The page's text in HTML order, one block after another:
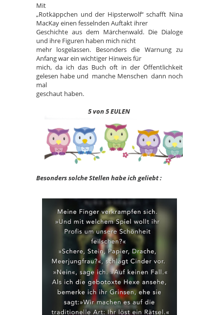
Mit
„Rotkäppchen und der Hipsterwolf“ schafft Nina
MacKay einen fesselnden Auftakt ihrer
Geschichte aus dem Märchenwald. Die Dialoge
und ihre Figuren haben mich nicht
mehr losgelassen. Besonders die Warnung zu
Anfang war ein wichtiger Hinweis für
mich, da ich das Buch oft in der Öffentlichkeit
gelesen habe und manche Menschen dann noch
mal
geschaut haben.
5 von 5 EULEN
Besonders solche Stellen habe ich geliebt :